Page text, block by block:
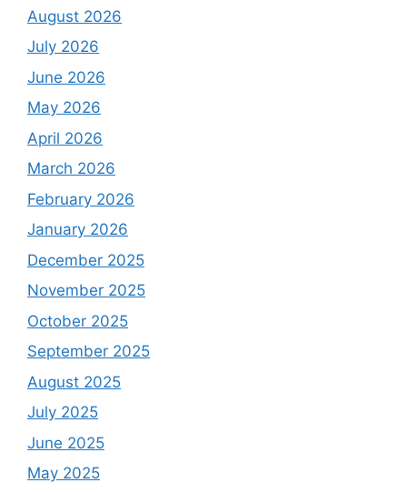
August 2026
July 2026
June 2026
May 2026
April 2026
March 2026
February 2026
January 2026
December 2025
November 2025
October 2025
September 2025
August 2025
July 2025
June 2025
May 2025